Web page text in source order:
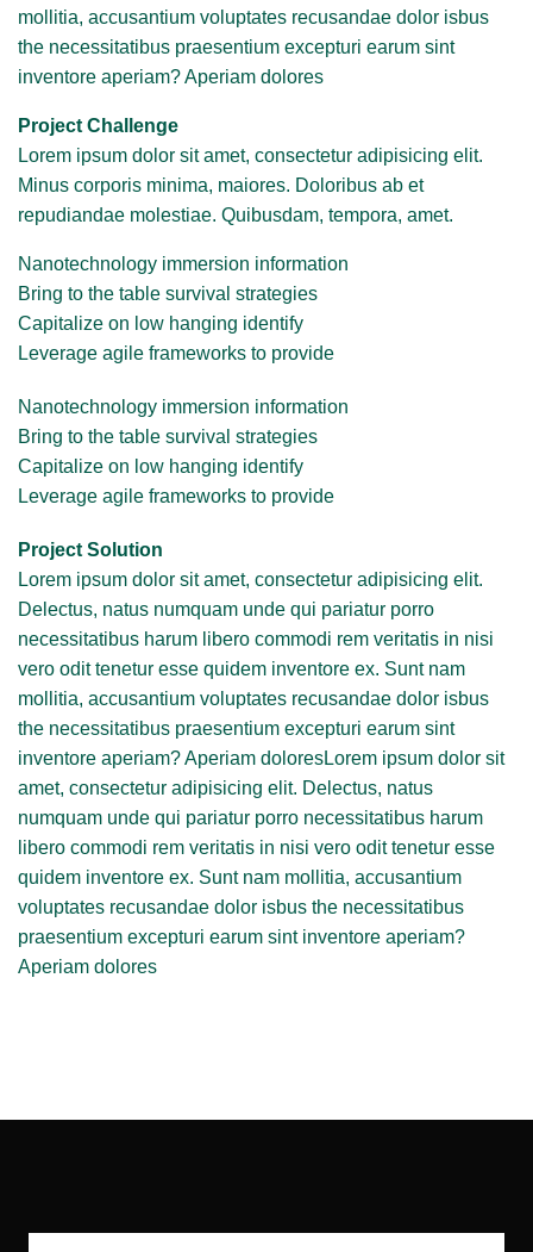
mollitia, accusantium voluptates recusandae dolor isbus
the necessitatibus praesentium excepturi earum sint
inventore aperiam? Aperiam dolores
Project Challenge
Lorem ipsum dolor sit amet, consectetur adipisicing elit.
Minus corporis minima, maiores. Doloribus ab et
repudiandae molestiae. Quibusdam, tempora, amet.
Nanotechnology immersion information
Bring to the table survival strategies
Capitalize on low hanging identify
Leverage agile frameworks to provide
Nanotechnology immersion information
Bring to the table survival strategies
Capitalize on low hanging identify
Leverage agile frameworks to provide
Project Solution
Lorem ipsum dolor sit amet, consectetur adipisicing elit.
Delectus, natus numquam unde qui pariatur porro
necessitatibus harum libero commodi rem veritatis in nisi
vero odit tenetur esse quidem inventore ex. Sunt nam
mollitia, accusantium voluptates recusandae dolor isbus
the necessitatibus praesentium excepturi earum sint
inventore aperiam? Aperiam doloresLorem ipsum dolor sit
amet, consectetur adipisicing elit. Delectus, natus
numquam unde qui pariatur porro necessitatibus harum
libero commodi rem veritatis in nisi vero odit tenetur esse
quidem inventore ex. Sunt nam mollitia, accusantium
voluptates recusandae dolor isbus the necessitatibus
praesentium excepturi earum sint inventore aperiam?
Aperiam dolores